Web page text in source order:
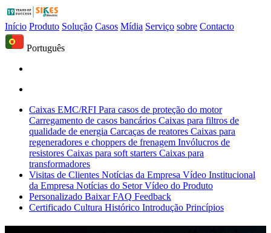
Início Produto Solução Casos Mídia Serviço sobre Contacto
Português
Caixas EMC/RFI Para casos de proteção do motor
Carregamento de casos bancários Caixas para filtros de
qualidade de energia Carcaças de reatores Caixas para
regeneradores e choppers de frenagem Invólucros de
resistores Caixas para soft starters Caixas para
transformadores
Visitas de Clientes Notícias da Empresa Vídeo Institucional
da Empresa Notícias do Setor Vídeo do Produto
Personalizado Baixar FAQ Feedback
Certificado Cultura Histórico Introdução Princípios